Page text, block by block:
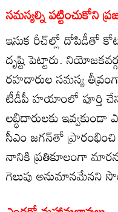
సమస్యల్ని పట్టించుకోని
ఇసుక రీచ్‌ల్లో దోపిడీతో
దృష్టి పెట్టారు.
రహదారుల సమస్య
టీడీపీ హయాంలో పూర్తి
లబ్ధిదారులకు
సీఎం జగన్‌తో
నానికి ప్రతికూలంగా
గెలుపు అనుమానమేనని